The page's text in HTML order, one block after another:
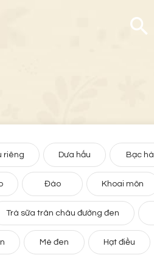
riêng Dưa hấu Bạc hà
Đào Khoai môn
Trà sữa trân châu đường đen
Mè đen Hạt điều